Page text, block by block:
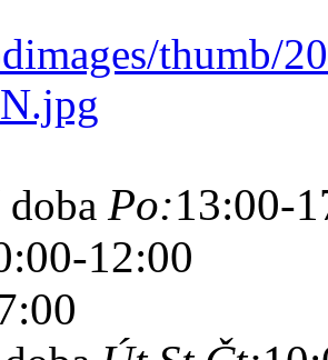
Po:13:00-
12:00